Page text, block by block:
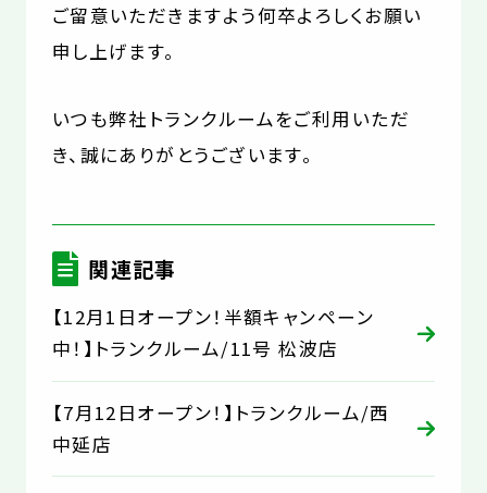
ご留意いただきますよう何卒よろしくお願い
申し上げます。
いつも弊社トランクルームをご利用いただ
き、誠にありがとうございます。
関連記事
【12月1日オープン！半額キャンペーン
中！】トランクルーム/11号 松波店
【7月12日オープン！】トランクルーム/西
中延店